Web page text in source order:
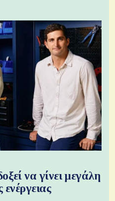
να γίνει μεγάλη
ενέργειας